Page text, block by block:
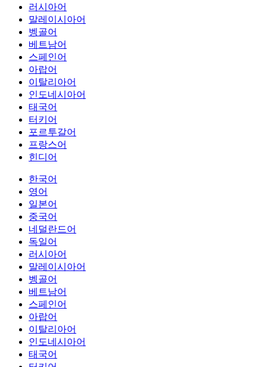
러시아어
말레이시아어
벵골어
베트남어
스페인어
아랍어
이탈리아어
인도네시아어
태국어
터키어
포르투갈어
프랑스어
힌디어
한국어
영어
일본어
중국어
네덜란드어
독일어
러시아어
말레이시아어
벵골어
베트남어
스페인어
아랍어
이탈리아어
인도네시아어
태국어